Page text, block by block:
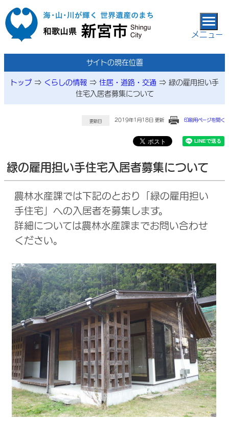
本文へ移動
メニュー
サイトの現在位置
トップ ⇒ くらしの情報 ⇒ 住居・道路・交通 ⇒ 緑の雇用担い手
住宅入居者募集について
更新日 2019年1月18日 更新 印刷用ページを開く
緑の雇用担い手住宅入居者募集について
農林水産課では下記のとおり「緑の雇用担い
手住宅」への入居者を募集します。
詳細については農林水産課までお問い合わせ
ください。